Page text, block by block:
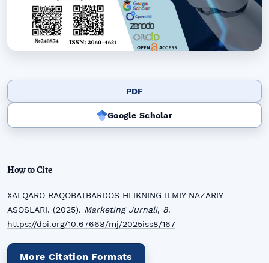
PDF
Google Scholar
How to Cite
XALQARO RAQOBATBARDOS HLIKNING ILMIY NAZARIY
ASOSLARI. (2025). Marketing Jurnali, 8.
https://doi.org/10.67668/mj/2025iss8/167
More Citation Formats